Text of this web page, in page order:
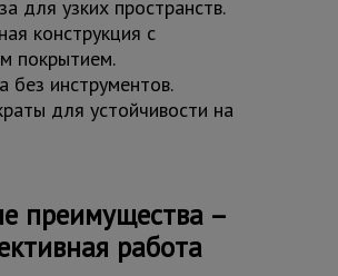
для узких пространств.
конструкция с
покрытием.
без инструментов.
для устойчивости на
преимущества –
работа